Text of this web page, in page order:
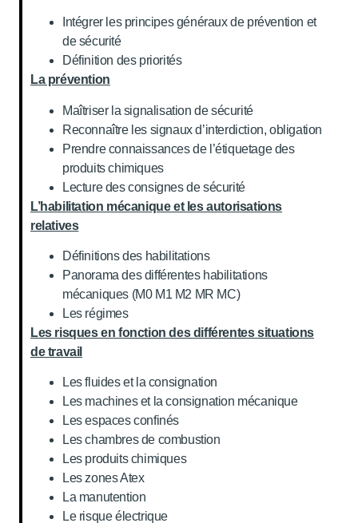
Intégrer les principes généraux de prévention et
de sécurité
Définition des priorités
La prévention
Maîtriser la signalisation de sécurité
Reconnaître les signaux d’interdiction, obligation
Prendre connaissances de l’étiquetage des
produits chimiques
Lecture des consignes de sécurité
L’habilitation mécanique et les autorisations
relatives
Définitions des habilitations
Panorama des différentes habilitations
mécaniques (M0 M1 M2 MR MC)
Les régimes
Les risques en fonction des différentes situations
de travail
Les fluides et la consignation
Les machines et la consignation mécanique
Les espaces confinés
Les chambres de combustion
Les produits chimiques
Les zones Atex
La manutention
Le risque électrique